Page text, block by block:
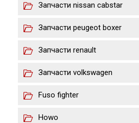
Запчасти nissan cabstar
Запчасти peugeot boxer
Запчасти renault
Запчасти volkswagen
Fuso fighter
Howo